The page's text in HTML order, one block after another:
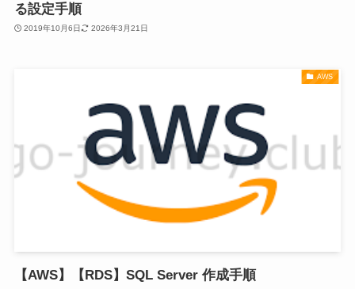
る設定手順
2019年10月6日 2026年3月21日
AWS
【AWS】【RDS】SQL Server 作成手順